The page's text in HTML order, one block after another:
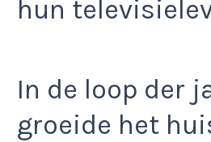
hun
In de loop der
groeide het